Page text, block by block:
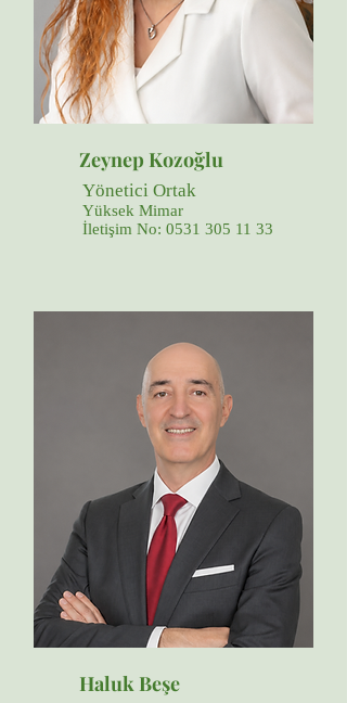
Zeynep Kozoğlu
Yönetici Ortak
Yüksek Mimar
İletişim No: 0531 305 11 33
Haluk Beşe